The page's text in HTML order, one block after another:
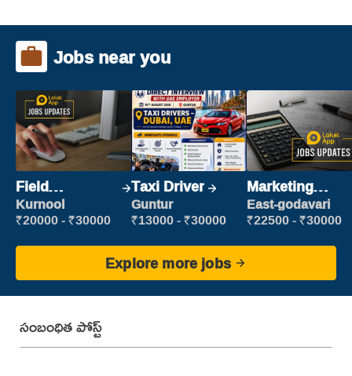
Jobs near you
Field
Marketing
Executive
Kurnool
₹20000 - ₹30000
Taxi Driver
Guntur
₹13000 - ₹30000
Marketing
Executive
East-godavari
₹22500 - ₹30000
Explore more jobs
సంబంధిత పోస్ట్